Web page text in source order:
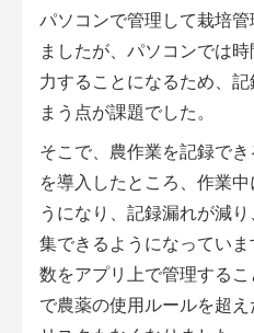
パソコンで管理して栽培
ましたが、パソコンでは
力することになるため、
まう点が課題でした。
そこで、農作業を記録で
を導入したところ、作業
うになり、記録漏れが減
集できるようになってい
数をアプリ上で管理する
で農薬の使用ルールを超